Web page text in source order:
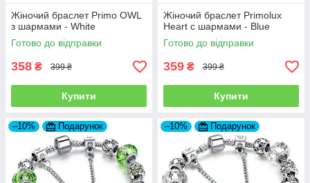
Жіночий браслет Primo OWL
з шармами - White
Готово до відправки
358 ₴ 399 ₴
Купити
Жіночий браслет Primolux
Heart с шармами - Blue
Готово до відправки
359 ₴ 399 ₴
Купити
–10% Подарунок –10% Подарунок